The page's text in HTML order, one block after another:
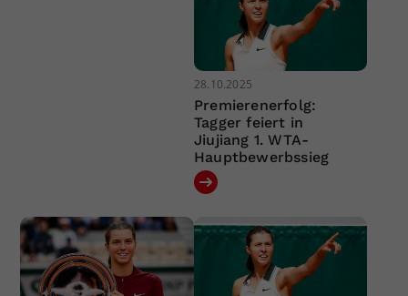
28.10.2025
Premierenerfolg:
Tagger feiert in
Jiujiang 1. WTA-
Hauptbewerbssieg